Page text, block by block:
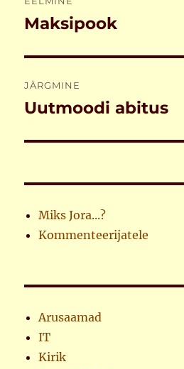
Eelmine
Maksipook
JÄRGMINE
Järgmine
Uutmoodi abitus
Miks Jora...?
Kommenteerijatele
Arusaamad
IT
Kirik